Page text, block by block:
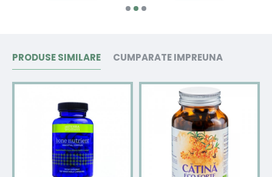
PRODUSE SIMILARE CUMPARATE IMPREUNA